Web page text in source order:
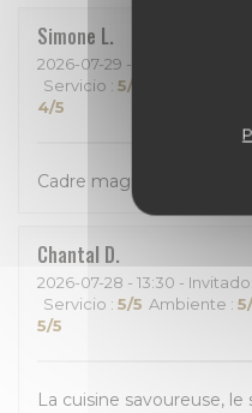
Simone L
2026-07-29 - 18:30 - Invitados
Servicio : 5/5
4/5
Cadre magnifique Avceuil
Chantal D
2026-07-28 - 13:30 -
Servicio : 5/5 Ambiente : 5
5/5
La cuisine savoureuse,